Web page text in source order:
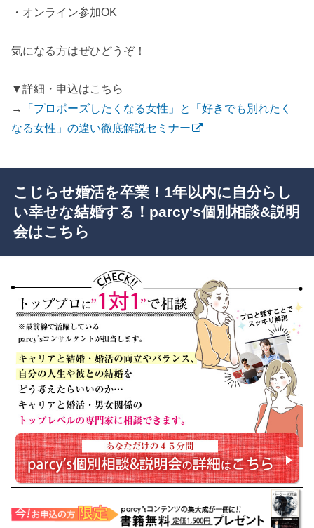
・オンライン参加OK
気になる方はぜひどうぞ！
▼詳細・申込はこちら
→
「プロポーズしたくなる女性」と「好きでも別れたく
なる女性」の違い徹底解説セミナー
こじらせ婚活を卒業！1年以内に自分らし
い幸せな結婚する！parcy's個別相談&説明
会はこちら